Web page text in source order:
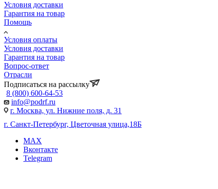
Условия доставки
Гарантия на товар
Помощь
Условия оплаты
Условия доставки
Гарантия на товар
Вопрос-ответ
Отрасли
Подписаться на рассылку
8 (800) 600-64-53
info@podrf.ru
г. Москва, ул. Нижние поля, д. 31
г. Санкт-Петербург, Цветочная улица,18Б
MAX
Вконтакте
Telegram